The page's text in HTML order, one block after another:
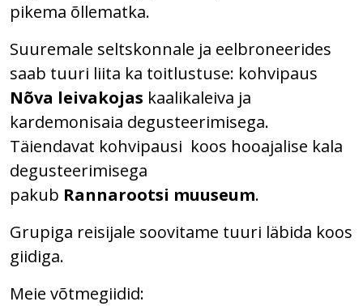
pikema õllematka.
Suuremale seltskonnale ja eelbroneerides
saab tuuri liita ka toitlustuse: kohvipaus
Nõva leivakojas kaalikaleiva ja
kardemonisaia degusteerimisega.
Täiendavat kohvipausi koos hooajalise kala
degusteerimisega
pakub Rannarootsi muuseum.
Grupiga reisijale soovitame tuuri läbida koos
giidiga.
Meie võtmegiidid: